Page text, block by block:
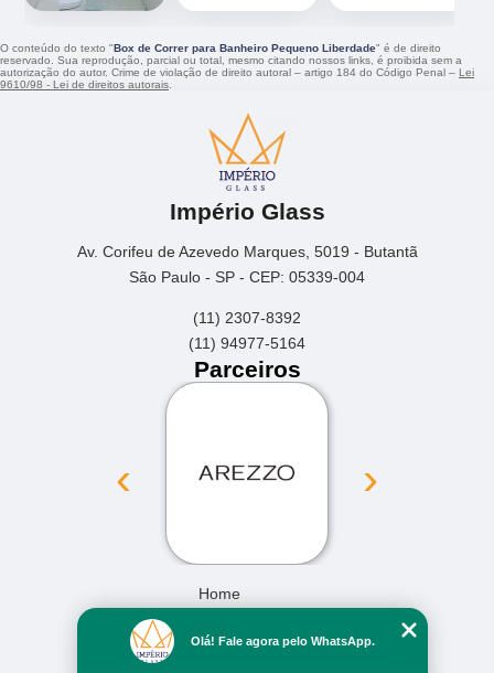
O conteúdo do texto "Box de Correr para Banheiro Pequeno Liberdade" é de direito
reservado. Sua reprodução, parcial ou total, mesmo citando nossos links, é proibida sem a
autorização do autor. Crime de violação de direito autoral – artigo 184 do Código Penal – Lei
9610/98 - Lei de direitos autorais
Império Glass
Av. Corifeu de Azevedo Marques, 5019 - Butantã
São Paulo - SP - CEP: 05339-004
(11) 2307-8392
(11) 94977-5164
Parceiros
‹ ›
Home
Missão
Olá! Fale agora pelo WhatsApp.